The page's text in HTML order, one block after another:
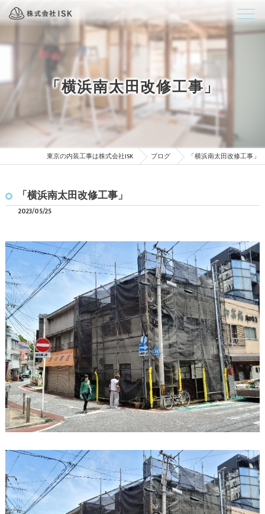
「横浜南太田改修工事」
東京の内装工事は株式会社ISK ブログ 「横浜南太田改修工事」
「横浜南太田改修工事」
2023/05/25